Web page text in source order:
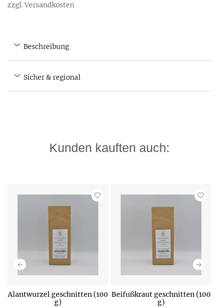
zzgl. Versandkosten
Beschreibung
Sicher & regional
Kunden kauften auch:
Alantwurzel geschnitten (100
g)
Beifußkraut geschnitten (100
g)